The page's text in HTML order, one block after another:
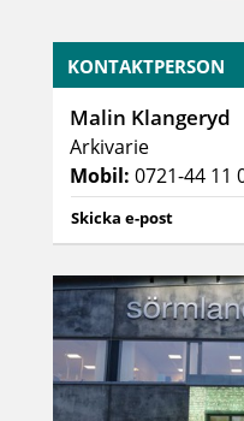
KONTAKTPERSON
Malin Klangeryd
Arkivarie
Mobil: 0721-44 11
Skicka e-post